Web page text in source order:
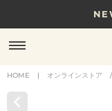
8/17(月)10時
贈る相手やシ
HOME | オンラインストア /